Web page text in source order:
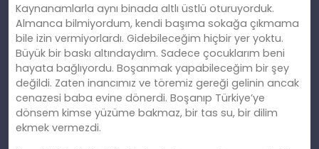
Kaynanamlarla aynı binada altlı üstlü oturuyorduk.
Almanca bilmiyordum, kendi başıma sokağa çıkmama
bile izin vermiyorlardı. Gidebileceğim hiçbir yer yoktu.
Büyük bir baskı altındaydım. Sadece çocuklarım beni
hayata bağlıyordu. Boşanmak yapabileceğim bir şey
değildi. Zaten inancımız ve töremiz gereği gelinin ancak
cenazesi baba evine dönerdi. Boşanıp Türkiye’ye
dönsem kimse yüzüme bakmaz, bir tas su, bir dilim
ekmek vermezdi.